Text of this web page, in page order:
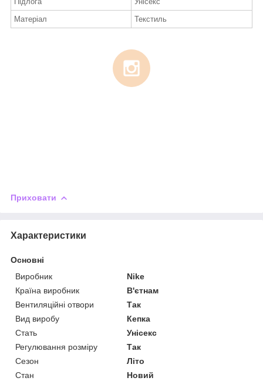
Матеріал
Текстиль
Приховати
Характеристики
Основні
Виробник
Nike
Країна виробник
В'єтнам
Вентиляційні отвори
Так
Вид виробу
Кепка
Стать
Унісекс
Регулювання розміру
Так
Сезон
Літо
Стан
Новий